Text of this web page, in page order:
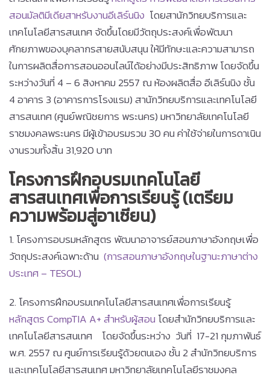
สอนมัลติมีเดียสาหรับงานอีเลิร์นนิง โดยสานักวิทยบริการและ
เทคโนโลยีสารสนเทศ จัดขึ้นโดยมีวัตถุประสงค์เพื่อพัฒนา
ศักยภาพของบุคลากรสายสนับสนุน ให้มีทักษะและความสามารถ
ในการผลิตสื่อการสอนออนไลน์ได้อย่างมีประสิทธิภาพ โดยจัดขึ้น
ระหว่างวันที่ 4 – 6 สิงหาคม 2557 ณ ห้องผลิตสื่อ อีเลิร์นนิง ชั้น
4 อาคาร 3 (อาคารการโรงแรม) สานักวิทยบริการและเทคโนโลยี
สารสนเทศ (ศูนย์พณิชยการ พระนคร) มหาวิทยาลัยเทคโนโลยี
ราชมงคลพระนคร มีผู้เข้าอบรมรวม 30 คน ค่าใช้จ่ายในการดาเนิน
งานรวมทั้งสิ้น 31,920 บาท
โครงการฝึกอบรมเทคโนโลยี
สารสนเทศเพื่อการเรียนรู้ (เตรียม
ความพร้อมสู่อาเซียน)
1. โครงการอบรมหลักสูตร พัฒนาอาจารย์สอนภาษาอังกฤษเพื่อ
วัตถุประสงค์เฉพาะด้าน (การสอนภาษาอังกฤษในฐานะภาษาต่าง
ประเทศ – TESOL)
2. โครงการฝึกอบรมเทคโนโลยีสารสนเทศเพื่อการเรียนรู้
หลักสูตร CompTIA A+ สำหรับผู้สอน โดยสำนักวิทยบริการและ
เทคโนโลยีสารสนเทศ โดยจัดขึ้นระหว่าง วันที่ 17-21 กุมภาพันธ์
พ.ศ. 2557 ณ ศูนย์การเรียนรู้ด้วยตนเอง ชั้น 2 สำนักวิทยบริการ
และเทคโนโลยีสารสนเทศ มหาวิทยาลัยเทคโนโลยีราชมงคล